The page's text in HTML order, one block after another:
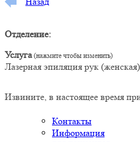
Отделение:
Услуга
Лазерная эпиляция рук (женская)
Извините, в настоящее время
Контакты
Информация